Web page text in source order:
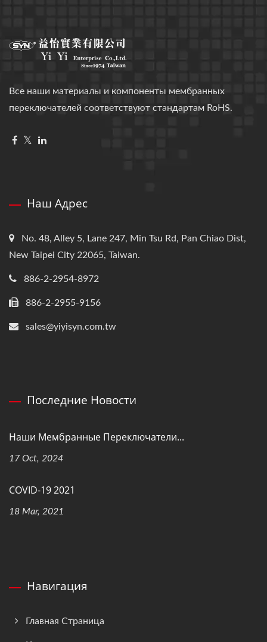
Все наши материалы и компоненты мембранных
переключателей соответствуют стандартам RoHS.
Наш Адрес
No. 48, Alley 5, Lane 247, Min Tsu Rd, Pan Chiao Dist,
New Taipei City 22065, Taiwan.
886-2-2954-8972
886-2-2955-9156
sales@yiyisyn.com.tw
Последние Новости
Наши Мембранные Переключатели...
17 Oct, 2024
COVID-19 2021
18 Mar, 2021
Навигация
Главная Страница